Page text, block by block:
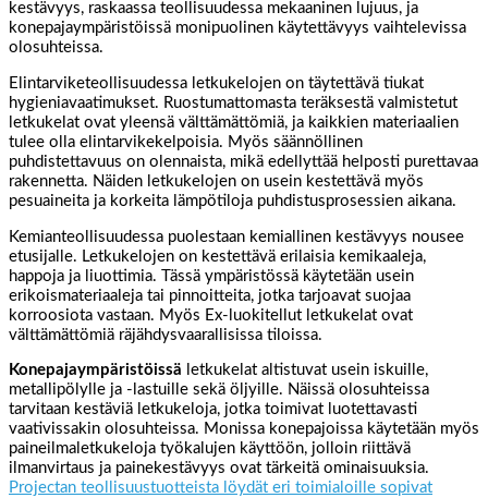
kestävyys, raskaassa teollisuudessa mekaaninen lujuus, ja
konepajaympäristöissä monipuolinen käytettävyys vaihtelevissa
olosuhteissa.
Elintarviketeollisuudessa letkukelojen on täytettävä tiukat
hygieniavaatimukset. Ruostumattomasta teräksestä valmistetut
letkukelat ovat yleensä välttämättömiä, ja kaikkien materiaalien
tulee olla elintarvikekelpoisia. Myös säännöllinen
puhdistettavuus on olennaista, mikä edellyttää helposti purettavaa
rakennetta. Näiden letkukelojen on usein kestettävä myös
pesuaineita ja korkeita lämpötiloja puhdistusprosessien aikana.
Kemianteollisuudessa puolestaan kemiallinen kestävyys nousee
etusijalle. Letkukelojen on kestettävä erilaisia kemikaaleja,
happoja ja liuottimia. Tässä ympäristössä käytetään usein
erikoismateriaaleja tai pinnoitteita, jotka tarjoavat suojaa
korroosiota vastaan. Myös Ex-luokitellut letkukelat ovat
välttämättömiä räjähdysvaarallisissa tiloissa.
Konepajaympäristöissä letkukelat altistuvat usein iskuille,
metallipölylle ja -lastuille sekä öljyille. Näissä olosuhteissa
tarvitaan kestäviä letkukeloja, jotka toimivat luotettavasti
vaativissakin olosuhteissa. Monissa konepajoissa käytetään myös
paineilmaletkukeloja työkalujen käyttöön, jolloin riittävä
ilmanvirtaus ja painekestävyys ovat tärkeitä ominaisuuksia.
Projectan teollisuustuotteista löydät eri toimialoille sopivat